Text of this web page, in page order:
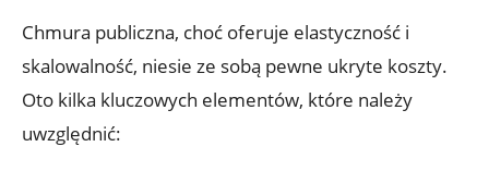
Chmura publiczna, choć oferuje elastyczność i
skalowalność, niesie ze sobą pewne ukryte koszty.
Oto kilka kluczowych elementów, ⁢które należy
uwzględnić: